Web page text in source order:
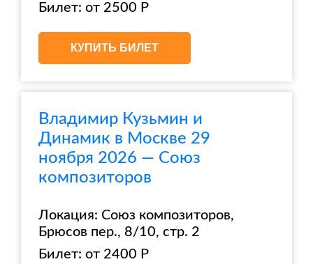
Билет: от 2500 Р
КУПИТЬ БИЛЕТ
Владимир Кузьмин и
Динамик в Москве 29
ноября 2026 — Союз
композиторов
Локация: Союз композиторов,
Брюсов пер., 8/10, стр. 2
Билет: от 2400 Р